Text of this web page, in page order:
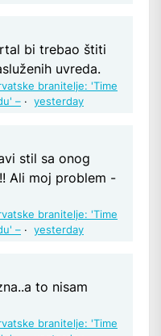
bi trebao štiti
uvreda.
branitelje: 'Time
– · yesterday
stil sa onog
Ali moj problem -
branitelje: 'Time
– · yesterday
to nisam
branitelje: 'Time